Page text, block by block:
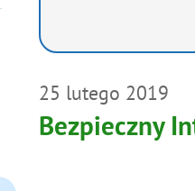
25 lutego 2019
Bezpieczny